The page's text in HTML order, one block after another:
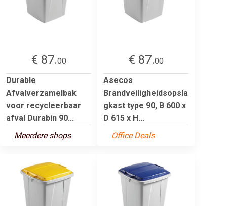
€ 87.00
Durable
Afvalverzamelbak
voor recycleerbaar
afval Durabin 90...
Meerdere shops
€ 87.00
Asecos
Brandveiligheidsopsla
gkast type 90, B 600 x
D 615 x H...
Office Deals